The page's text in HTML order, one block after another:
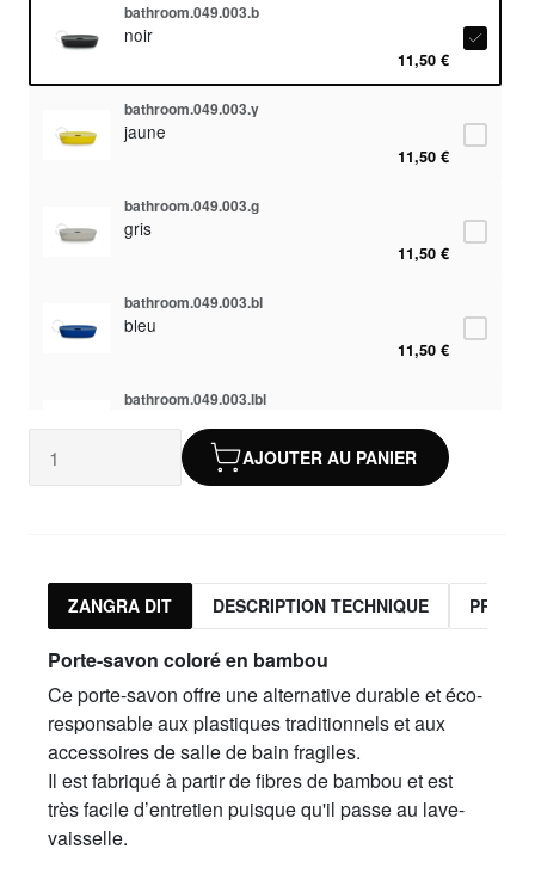
bathroom.049.003.b
noir
11,50 €
bathroom.049.003.y
jaune
11,50 €
bathroom.049.003.g
gris
11,50 €
bathroom.049.003.bl
bleu
11,50 €
bathroom.049.003.lbl
11,50 €
AJOUTER AU PANIER
ZANGRA DIT DESCRIPTION TECHNIQUE
Porte-savon coloré en bambou
Ce porte-savon offre une alternative durable et éco-
responsable aux plastiques traditionnels et aux
accessoires de salle de bain fragiles.
Il est fabriqué à partir de fibres de bambou et est
très facile d’entretien puisque qu'il passe au lave-
vaisselle.